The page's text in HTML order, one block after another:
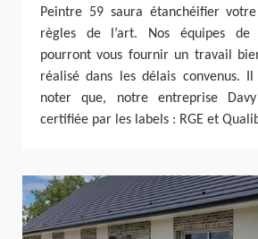
Peintre 59 saura étanchéifier
règles de l’art. Nos équipes de
pourront vous fournir un travail
réalisé dans les délais convenus.
noter que, notre entreprise
certifiée par les labels : RGE et